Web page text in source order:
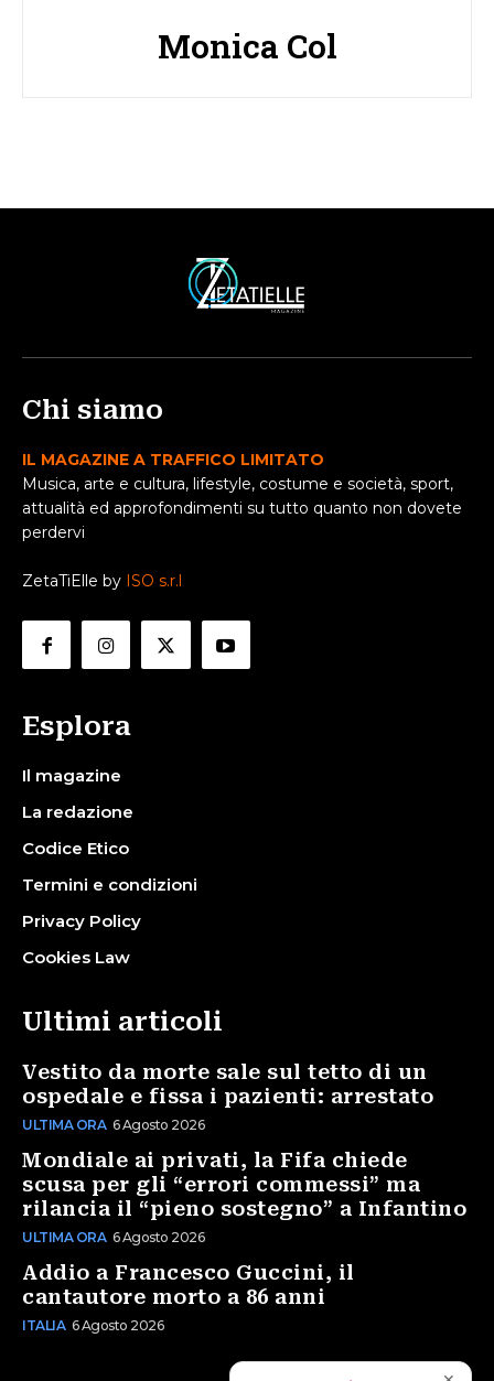
Monica Col
Chi siamo
IL MAGAZINE A TRAFFICO LIMITATO
Musica, arte e cultura, lifestyle, costume e società, sport,
attualità ed approfondimenti su tutto quanto non dovete
perdervi
ZetaTiElle by ISO s.r.l
Esplora
Il magazine
La redazione
Codice Etico
Termini e condizioni
Privacy Policy
Cookies Law
Ultimi articoli
Vestito da morte sale sul tetto di un
ospedale e fissa i pazienti: arrestato
ULTIMA ORA 6 Agosto 2026
Mondiale ai privati, la Fifa chiede
scusa per gli “errori commessi” ma
rilancia il “pieno sostegno” a Infantino
ULTIMA ORA 6 Agosto 2026
Addio a Francesco Guccini, il
cantautore morto a 86 anni
ITALIA 6 Agosto 2026